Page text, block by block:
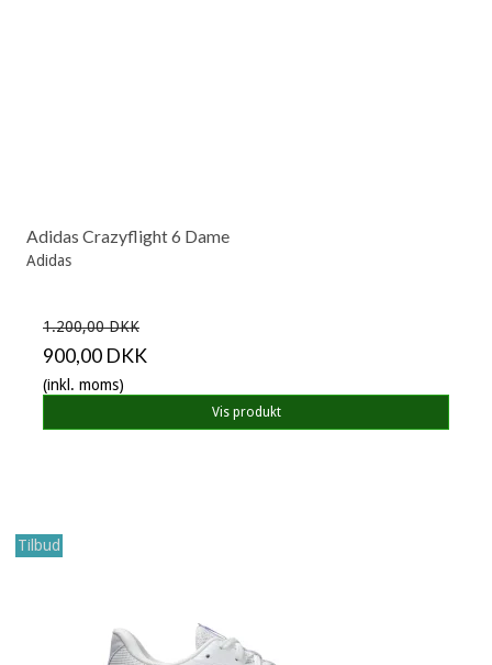
Adidas Crazyflight 6 Dame
Adidas
1.200,00 DKK
900,00 DKK
(inkl. moms)
Vis produkt
Tilbud